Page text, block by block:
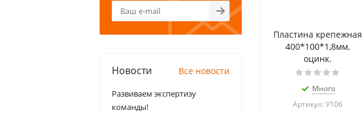
Пластина крепежная
400*100*1,8мм,
оцинк.
Много
Артикул: У106
Новости Все новости
Развиваем экспертизу
команды!